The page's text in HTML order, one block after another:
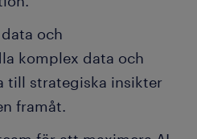
och
komplex data och
till strategiska insikter
framåt.